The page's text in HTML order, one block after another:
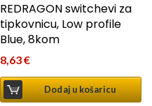
REDRAGON switchevi za
tipkovnicu, Low profile
Blue, 8kom
8,63€
Dodaj u košaricu